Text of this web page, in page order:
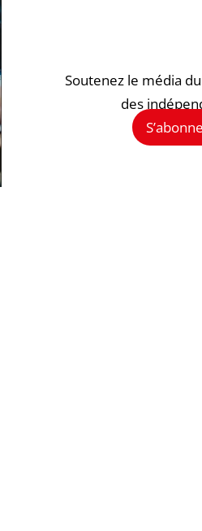
Soutenez le média
des